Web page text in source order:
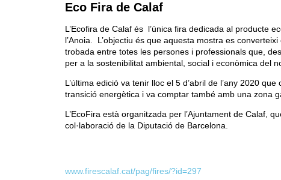
Eco Fira de Calaf
L’Ecofira de Calaf és l’única fira dedicada al producte
l’Anoia. L’objectiu és que aquesta mostra es
trobada entre totes les persones i professionals que,
per a la sostenibilitat ambiental, social i econòmica del
L’última edició va tenir lloc el 5 d’abril de l’any 2020
transició energètica i va comptar també amb una zona
L’EcoFira està organitzada per l’Ajuntament de Calaf,
col·laboració de la Diputació de Barcelona.
www.firescalaf.cat/pag/fires/?id=297